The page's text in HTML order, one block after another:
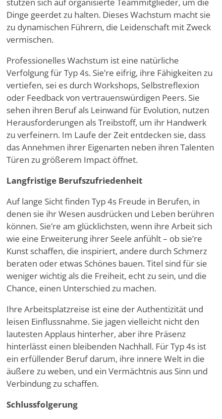
stützen sich auf organisierte Teammitglieder, um die
Dinge geerdet zu halten. Dieses Wachstum macht sie
zu dynamischen Führern, die Leidenschaft mit Zweck
vermischen.
Professionelles Wachstum ist eine natürliche
Verfolgung für Typ 4s. Sie’re eifrig, ihre Fähigkeiten zu
vertiefen, sei es durch Workshops, Selbstreflexion
oder Feedback von vertrauenswürdigen Peers. Sie
sehen ihren Beruf als Leinwand für Evolution, nutzen
Herausforderungen als Treibstoff, um ihr Handwerk
zu verfeinern. Im Laufe der Zeit entdecken sie, dass
das Annehmen ihrer Eigenarten neben ihren Talenten
Türen zu größerem Impact öffnet.
Langfristige Berufszufriedenheit
Auf lange Sicht finden Typ 4s Freude in Berufen, in
denen sie ihr Wesen ausdrücken und Leben berühren
können. Sie’re am glücklichsten, wenn ihre Arbeit sich
wie eine Erweiterung ihrer Seele anfühlt – ob sie’re
Kunst schaffen, die inspiriert, andere durch Schmerz
beraten oder etwas Schönes bauen. Titel sind für sie
weniger wichtig als die Freiheit, echt zu sein, und die
Chance, einen Unterschied zu machen.
Ihre Arbeitsplatzreise ist eine der Authentizität und
leisen Einflussnahme. Sie jagen vielleicht nicht den
lautesten Applaus hinterher, aber ihre Präsenz
hinterlässt einen bleibenden Nachhall. Für Typ 4s ist
ein erfüllender Beruf darum, ihre innere Welt in die
äußere zu weben, und ein Vermächtnis aus Sinn und
Verbindung zu schaffen.
Schlussfolgerung